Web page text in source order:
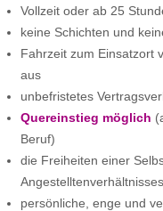
Vollzeit oder ab 25
keine Schichten und
Fahrzeit zum Einsatzort
aus
unbefristetes
Quereinstieg möglich
Beruf)
die Freiheiten einer
Angestelltenverhältnisses
persönliche, enge und